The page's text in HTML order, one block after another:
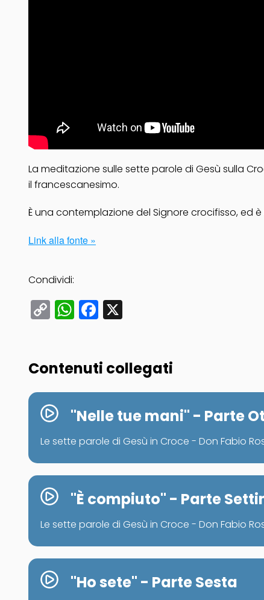
La meditazione sulle sette parole di Gesù sulla
il francescanesimo.
Èuna contemplazione del Signore crocifisso, ed
Link alla fonte »
Condividi:
CopyWhatsApp
Facebook
Contenuti collegati
"Nelle tue mani" - Parte
Le sette parole di Gesù in Croce - Don Fabio
"È compiuto" - Parte
Le sette parole di Gesù in Croce - Don Fabio
"Ho sete" - Parte Sesta